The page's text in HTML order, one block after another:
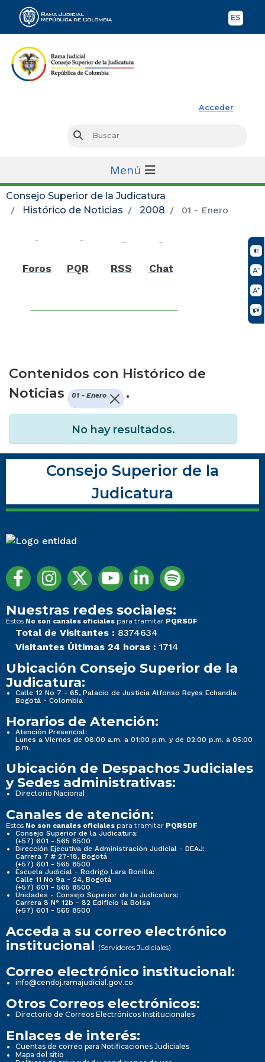
ES
Acceder
Buscar
Menú
Consejo Superior de la Judicatura
Histórico de Noticias
2008 01 - Enero
Foros PQR RSS Chat
Contenidos con Histórico de
Noticias
01 - Enero .
No hay resultados.
Consejo Superior de la
Judicatura
Nuestras redes sociales:
Estos No son canales oficiales para tramitar PQRSDF
Total de Visitantes : 8374634
Visitantes Últimas 24 horas : 1714
Ubicación Consejo Superior de la
Judicatura:
Calle 12 No 7 - 65, Palacio de Justicia Alfonso Reyes Echandía
Bogotá - Colombia
Horarios de Atención:
Atención Presencial:
Lunes a Viernes de 08:00 a.m. a 01:00 p.m. y de 02:00 p.m. a 05:00
p.m.
Ubicación de Despachos Judiciales
y Sedes administrativas:
Directorio Nacional
Canales de atención:
Estos No son canales oficiales para tramitar PQRSDF
Consejo Superior de la Judicatura:
(+57) 601 - 565 8500
Dirección Ejecutiva de Administración Judicial - DEAJ:
Carrera 7 # 27-18, Bogotá
(+57) 601 - 565 8500
Escuela Judicial - Rodrigo Lara Bonilla:
Calle 11 No 9a - 24, Bogotá
(+57) 601 - 565 8500
Unidades - Consejo Superior de la Judicatura:
Carrera 8 N° 12b - 82 Edificio la Bolsa
(+57) 601 - 565 8500
Acceda a su correo electrónico
institucional (Servidores Judiciales)
Correo electrónico institucional:
info@cendoj.ramajudicial.gov.co
Otros Correos electrónicos:
Directorio de Correos Electrónicos Institucionales
Enlaces de interés:
Cuentas de correo para Notificaciones Judiciales
Mapa del sitio